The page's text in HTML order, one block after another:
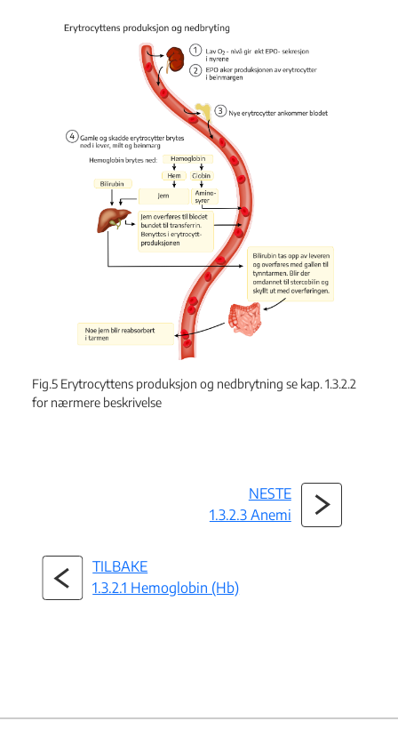
Fig.5 Erytrocyttens produksjon og nedbrytning se kap. 1.3.2.2
for nærmere beskrivelse
NESTE
1.3.2.3 Anemi
TILBAKE
1.3.2.1 Hemoglobin (Hb)